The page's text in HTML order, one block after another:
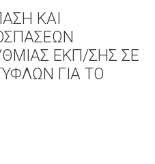
ΚΑΙ
ΕΚΠ/ΣΗΣ ΣΕ
ΓΙΑ ΤΟ